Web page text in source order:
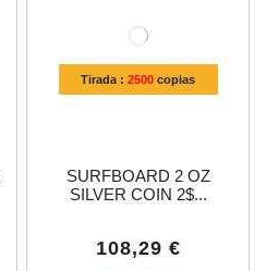
Tirada :2500 copias
SURFBOARD 2 OZ
SILVER COIN 2$...
108,29 €